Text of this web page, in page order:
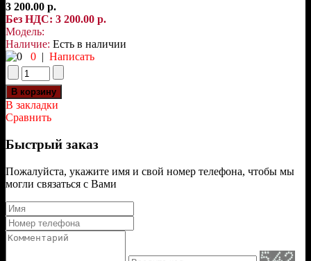
3 200.00 р.
Без НДС: 3 200.00 р.
Модель:
Наличие: Есть в наличии
0 | Написать
В закладки
Сравнить
Быстрый заказ
Пожалуйста, укажите имя и свой номер телефона, чтобы мы
могли связаться с Вами